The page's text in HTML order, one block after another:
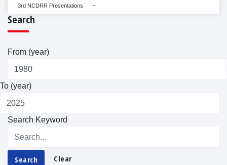
3rd NCDRR Presentations
Search
From (year)
To (year)
Search Keyword
Search Clear